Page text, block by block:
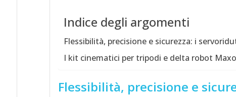
Indice degli argomenti
Flessibilità, precisione e sicurezza: i
I kit cinematici per tripodi e delta robot
Flessibilità, precisione e